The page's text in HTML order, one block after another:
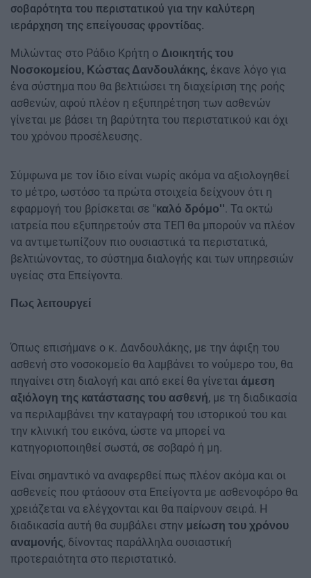
σοβαρότητα του περιστατικού για την καλύτερη
ιεράρχηση της επείγουσας φροντίδας.
Μιλώντας στο Ράδιο Κρήτη ο Διοικητής του
Νοσοκομείου, Κώστας Δανδουλάκης, έκανε λόγο για
ένα σύστημα που θα βελτιώσει τη διαχείριση της ροής
ασθενών, αφού πλέον η εξυπηρέτηση των ασθενών
γίνεται με βάσει τη βαρύτητα του περιστατικού και όχι
του χρόνου προσέλευσης.
Σύμφωνα με τον ίδιο είναι νωρίς ακόμα να αξιολογηθεί
το μέτρο, ωστόσο τα πρώτα στοιχεία δείχνουν ότι η
εφαρμογή του βρίσκεται σε ''καλό δρόμο''. Τα οκτώ
ιατρεία που εξυπηρετούν στα ΤΕΠ θα μπορούν να πλέον
να αντιμετωπίζουν πιο ουσιαστικά τα περιστατικά,
βελτιώνοντας, το σύστημα διαλογής και των υπηρεσιών
υγείας στα Επείγοντα.
Πως λειτουργεί
Όπως επισήμανε ο κ. Δανδουλάκης, με την άφιξη του
ασθενή στο νοσοκομείο θα λαμβάνει το νούμερο του, θα
πηγαίνει στη διαλογή και από εκεί θα γίνεται άμεση
αξιόλογη της κατάστασης του ασθενή, με τη διαδικασία
να περιλαμβάνει την καταγραφή του ιστορικού του και
την κλινική του εικόνα, ώστε να μπορεί να
κατηγοριοποιηθεί σωστά, σε σοβαρό ή μη.
Είναι σημαντικό να αναφερθεί πως πλέον ακόμα και οι
ασθενείς που φτάσουν στα Επείγοντα με ασθενοφόρο θα
χρειάζεται να ελέγχονται και θα παίρνουν σειρά. Η
διαδικασία αυτή θα συμβάλει στην μείωση του χρόνου
αναμονής, δίνοντας παράλληλα ουσιαστική
προτεραιότητα στο περιστατικό.